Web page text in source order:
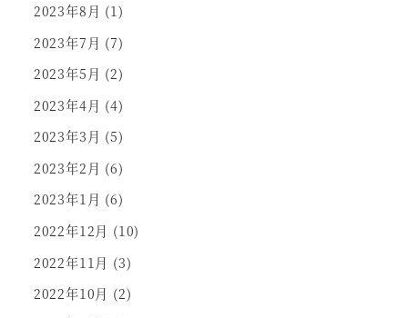
2023年8月 (1)
2023年7月 (7)
2023年5月 (2)
2023年4月 (4)
2023年3月 (5)
2023年2月 (6)
2023年1月 (6)
2022年12月 (10)
2022年11月 (3)
2022年10月 (2)